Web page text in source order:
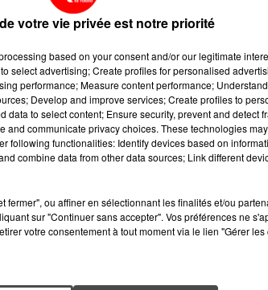
basculé en dépit de la présence
cou par la chute du contrepoids, qui
mortel depuis qu'il est aux
" était laissée à ses employés pour
d'une cale métallique pour empêcher
"toutes les cinq à six semaines", a
sécurité et des conditions de travail
raison de
votre vie privée est notre priorité
based on your consent and/or our legitimate
select advertising; Create profiles for personalised
performance; Measure content performance;
Develop and improve services; Create profiles to
to select content; Ensure security, prevent and detect
and communicate privacy choices. These technologies
following functionalities: Identify devices based on
combine data from other data sources; Link different
fermer", ou affiner en sélectionnant les finalités et/ou
sur "Continuer sans accepter". Vos préférences ne
votre consentement à tout moment via le lien "Gérer